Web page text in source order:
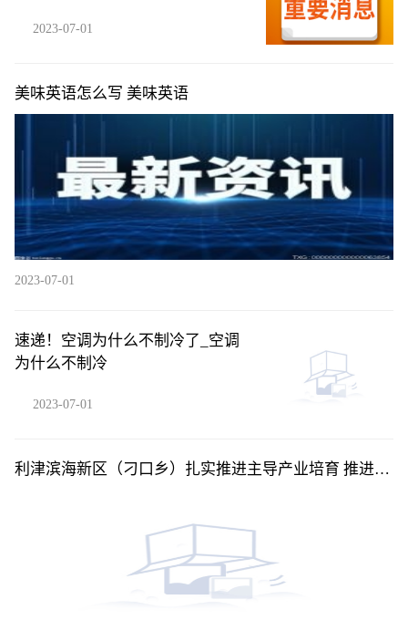
2023-07-01
美味英语怎么写 美味英语
2023-07-01
速递！空调为什么不制冷了_空调
为什么不制冷
2023-07-01
利津滨海新区（刁口乡）扎实推进主导产业培育 推进重